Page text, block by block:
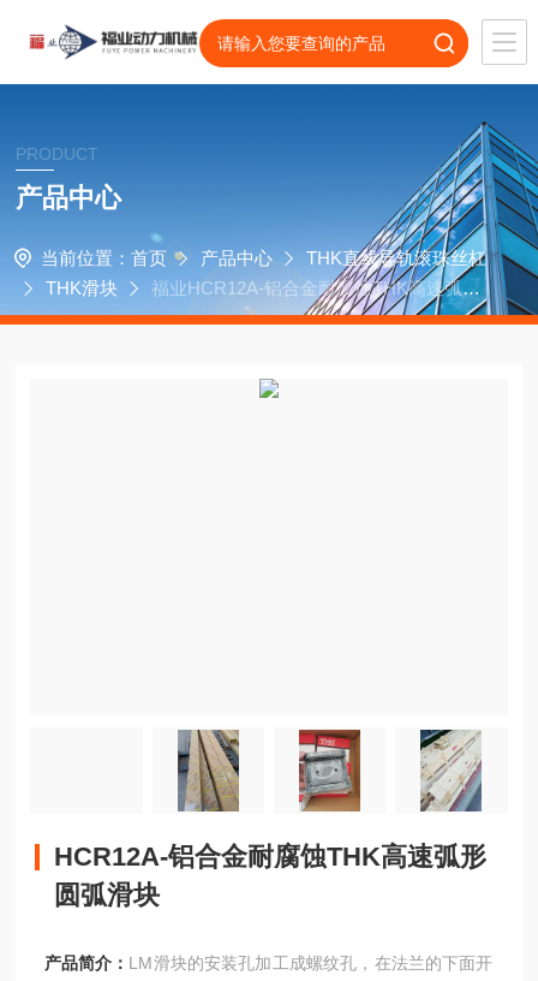
PRODUCT
产品中心
当前位置： 首页 产品中心
THK直线导轨滚珠丝杠
THK滑块
福业HCR12A-铝合金耐腐蚀THK高速弧形
圆弧滑块
HCR12A-铝合金耐腐蚀THK高速弧形
圆弧滑块
产品简介： LM滑块的安装孔加工成螺纹孔，在法兰的下面开